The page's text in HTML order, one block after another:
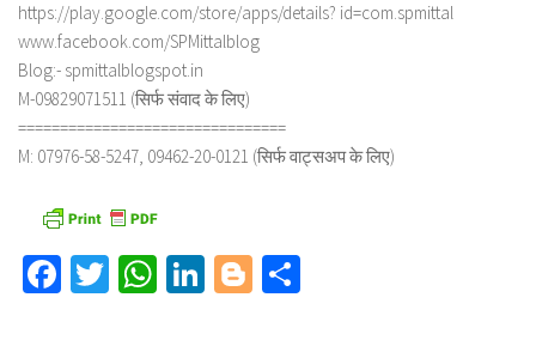
https://play.google.com/store/apps/details? id=com.spmittal
www.facebook.com/SPMittalblog
Blog:- spmittalblogspot.in
M-09829071511 (सिर्फ संवाद के लिए)
================================
M: 07976-58-5247, 09462-20-0121 (सिर्फ वाट्सअप के लिए)
Facebook
TwitterWhatsApp
LinkedIn
Blogger